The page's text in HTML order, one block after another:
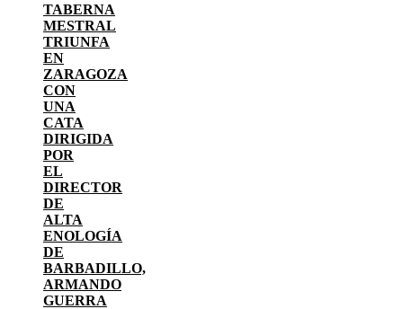
TABERNA
MESTRAL
TRIUNFA
EN
ZARAGOZA
CON
UNA
CATA
DIRIGIDA
POR
EL
DIRECTOR
DE
ALTA
ENOLOGÍA
DE
BARBADILLO,
ARMANDO
GUERRA